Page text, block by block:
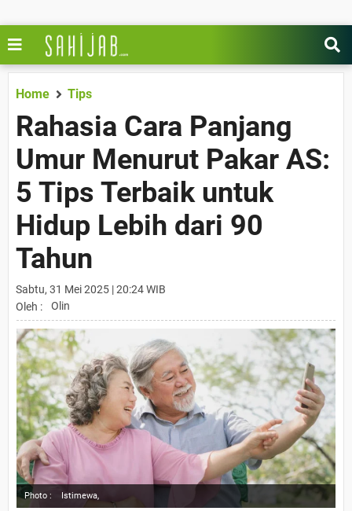
Home Tips
Rahasia Cara Panjang
Umur Menurut Pakar AS:
5 Tips Terbaik untuk
Hidup Lebih dari 90
Tahun
Sabtu, 31 Mei 2025 | 20:24 WIB
Oleh :
Olin
Photo : Istimewa,